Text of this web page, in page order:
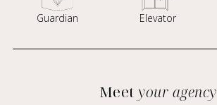
Guardian Elevator
Meet your agency